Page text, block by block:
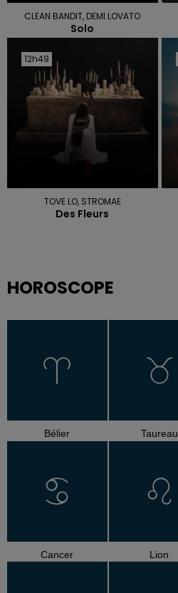
CLEAN BANDIT, DEMI LOVATO
Solo
12h49
12h49
TOVE LO, STROMAE
Des Fleurs
HOROSCOPE
Bélier Taureau
Cancer Lion